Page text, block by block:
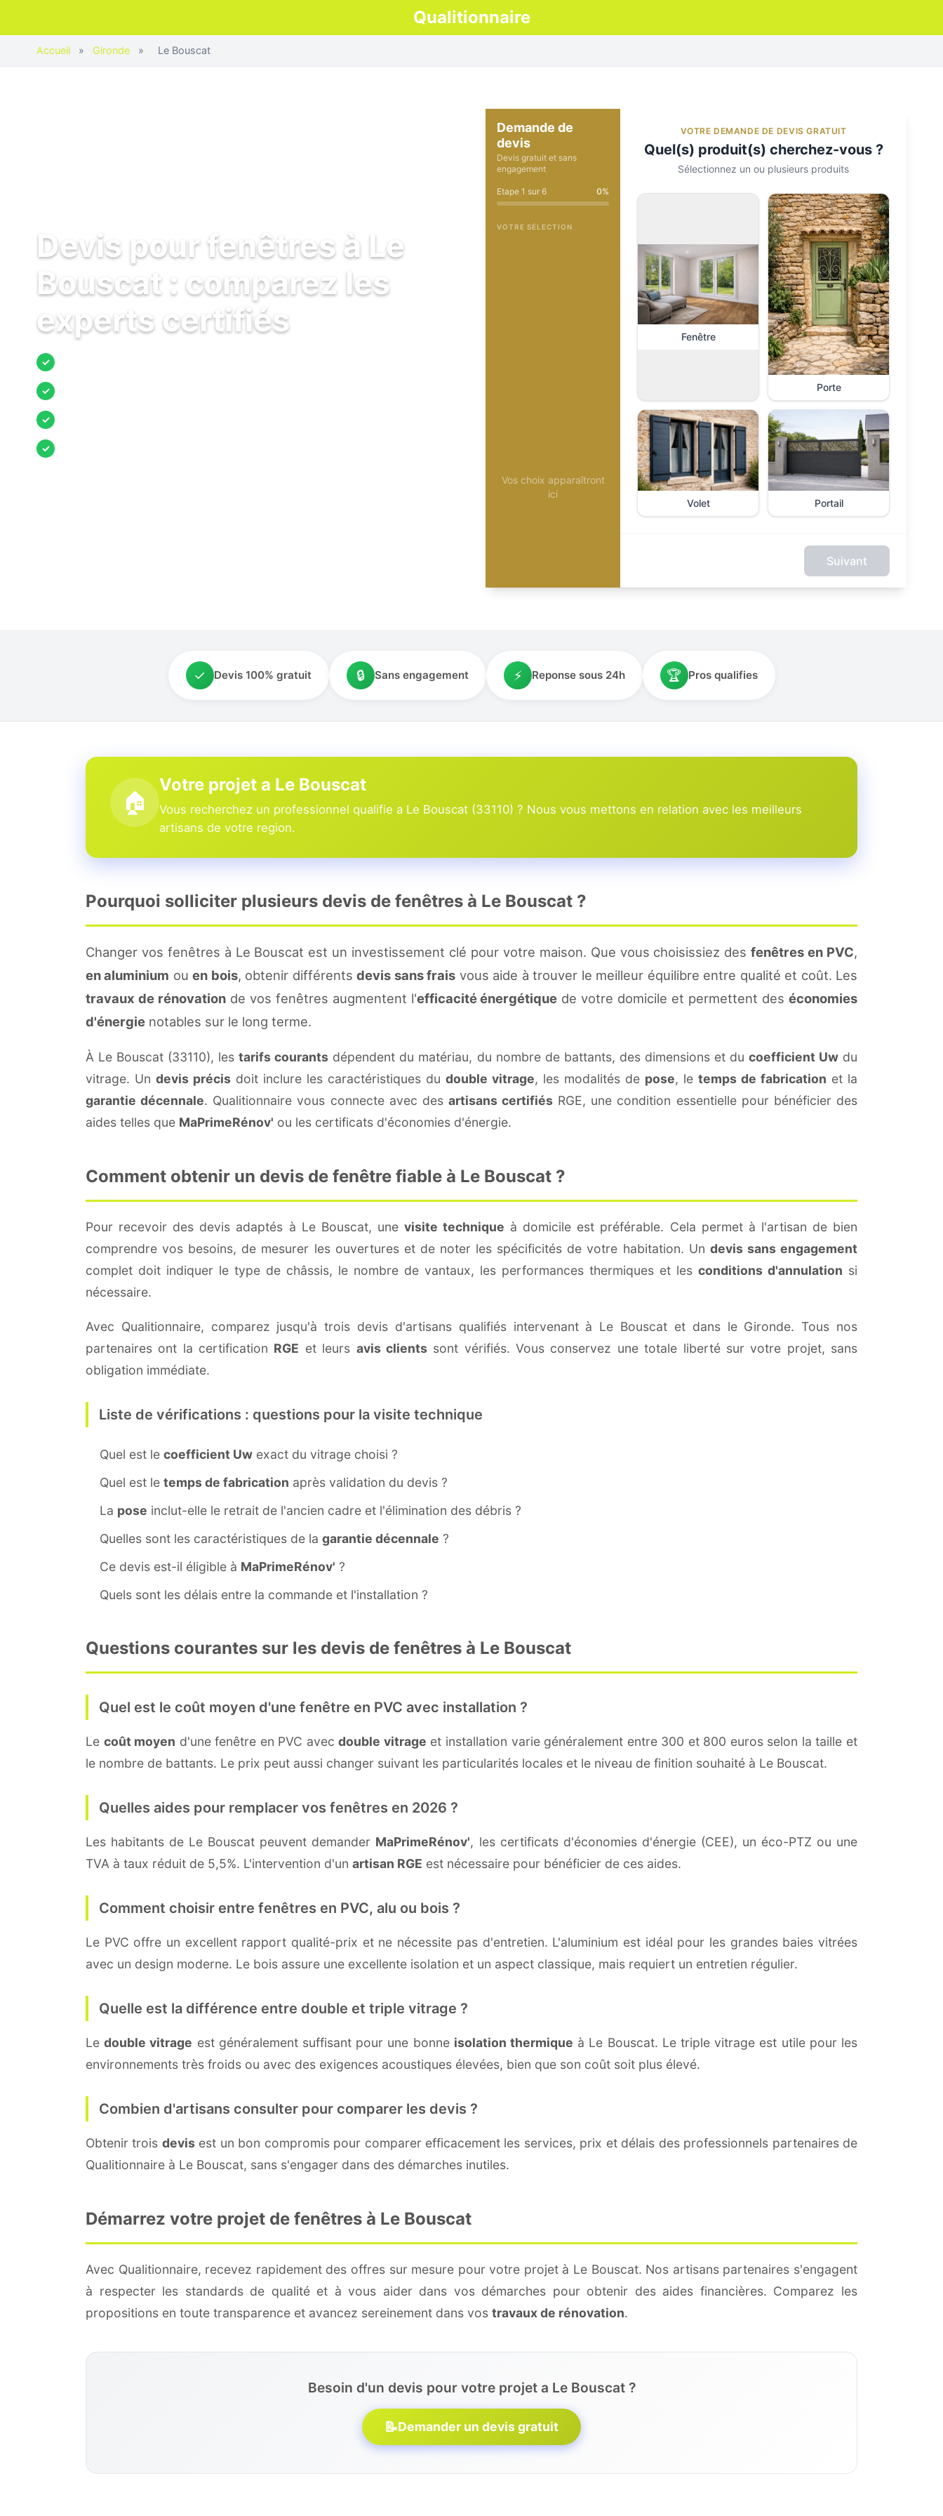
Qualitionnaire
Accueil » Gironde » Le Bouscat
Devis pour fenêtres à Le
Bouscat : comparez les
experts certifiés
✓
✓
✓
✓
Demande de
devis
Devis gratuit et sans
engagement
Etape 1 sur 6 0%
VOTRE SÉLECTION
Vos choix apparaîtront
ici
VOTRE DEMANDE DE DEVIS GRATUIT
Quel(s) produit(s) cherchez-vous ?
Sélectionnez un ou plusieurs produits
Fenêtre
Porte
Volet Portail
Suivant
✓ Devis 100% gratuit 🔒 Sans engagement ⚡ Reponse sous 24h 🏆 Pros qualifies
🏠
Votre projet a Le Bouscat
Vous recherchez un professionnel qualifie a Le Bouscat (33110) ? Nous vous mettons en relation avec les meilleurs
artisans de votre region.
Pourquoi solliciter plusieurs devis de fenêtres à Le Bouscat ?
Changer vos fenêtres à Le Bouscat est un investissement clé pour votre maison. Que vous choisissiez desfenêtres en PVC,
en aluminium ouen bois, obtenir différentsdevis sans frais vous aide à trouver le meilleur équilibre entre qualité et coût. Les
travaux de rénovationde vos fenêtres augmentent l'efficacité énergétique de votre domicile et permettent deséconomies
d'énergie notables sur le long terme.
À Le Bouscat (33110), lestarifs courants dépendent du matériau, du nombre de battants, des dimensions et du coefficient Uwdu
vitrage. Un devis précis doit inclure les caractéristiques du double vitrage, les modalités de pose, le temps de fabrication et la
garantie décennale. Qualitionnaire vous connecte avec des artisans certifiés RGE, une condition essentielle pour bénéficier des
aides telles que MaPrimeRénov' ou les certificats d'économies d'énergie.
Comment obtenir un devis de fenêtre fiable à Le Bouscat ?
Pour recevoir des devis adaptés à Le Bouscat, une visite technique à domicile est préférable. Cela permet à l'artisan de bien
comprendre vos besoins, de mesurer les ouvertures et de noter les spécificités de votre habitation. Un devis sans engagement
complet doit indiquer le type de châssis, le nombre de vantaux, les performances thermiques et les conditions d'annulation si
nécessaire.
Avec Qualitionnaire, comparez jusqu'à trois devis d'artisans qualifiés intervenant à Le Bouscat et dans le Gironde. Tous nos
partenaires ont la certification RGE et leurs avis clientssont vérifiés. Vous conservez une totale liberté sur votre projet, sans
obligation immédiate.
Liste de vérifications : questions pour la visite technique
Quel est le coefficient Uw exact du vitrage choisi ?
Quel est le temps de fabrication après validation du devis ?
La pose inclut-elle le retrait de l'ancien cadre et l'élimination des débris ?
Quelles sont les caractéristiques de la garantie décennale ?
Ce devis est-il éligible à MaPrimeRénov' ?
Quels sont les délais entre la commande et l'installation ?
Questions courantes sur les devis de fenêtres à Le Bouscat
Quel est le coût moyen d'une fenêtre en PVC avec installation ?
Le coût moyen d'une fenêtre en PVC avecdouble vitrage et installation varie généralement entre 300 et 800 euros selon la taille et
le nombre de battants. Le prix peut aussi changer suivant les particularités locales et le niveau de finition souhaité à Le Bouscat.
Quelles aides pour remplacer vos fenêtres en 2026 ?
Les habitants de Le Bouscat peuvent demander MaPrimeRénov', les certificats d'économies d'énergie (CEE), un éco-PTZ ou une
TVA à taux réduit de 5,5%. L'intervention d'un artisan RGE est nécessaire pour bénéficier de ces aides.
Comment choisir entre fenêtres en PVC, alu ou bois ?
Le PVC offre un excellent rapport qualité-prix et ne nécessite pas d'entretien. L'aluminium est idéal pour les grandes baies vitrées
avec un design moderne. Le bois assure une excellente isolation et un aspect classique, mais requiert un entretien régulier.
Quelle est la différence entre double et triple vitrage ?
Ledouble vitrage est généralement suffisant pour une bonne isolation thermique à Le Bouscat. Le triple vitrage est utile pour les
environnements très froids ou avec des exigences acoustiques élevées, bien que son coût soit plus élevé.
Combien d'artisans consulter pour comparer les devis ?
Obtenir trois devisest un bon compromis pour comparer efficacement les services, prix et délais des professionnels partenaires de
Qualitionnaire à Le Bouscat, sans s'engager dans des démarches inutiles.
Démarrez votre projet de fenêtres à Le Bouscat
Avec Qualitionnaire, recevez rapidement des offres sur mesure pour votre projet à Le Bouscat. Nos artisans partenaires s'engagent
à respecter les standards de qualité et à vous aider dans vos démarches pour obtenir des aides financières. Comparez les
propositions en toute transparence et avancez sereinement dans vos travaux de rénovation.
Besoin d'un devis pour votre projet a Le Bouscat ?
📝Demander un devis gratuit